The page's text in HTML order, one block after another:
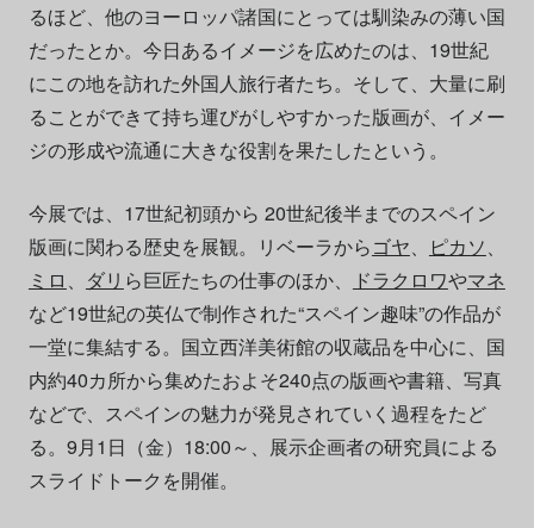
るほど、他のヨーロッパ諸国にとっては馴染みの薄い国
だったとか。今日あるイメージを広めたのは、19世紀
にこの地を訪れた外国人旅行者たち。そして、大量に刷
ることができて持ち運びがしやすかった版画が、イメー
ジの形成や流通に大きな役割を果たしたという。
今展では、17世紀初頭から 20世紀後半までのスペイン
版画に関わる歴史を展観。リベーラからゴヤ、 ピカソ、
ミロ 、 ダリ ら巨匠たちの仕事のほか、 ドラクロワやマネ
など19世紀の英仏で制作された“スペイン趣味”の作品が
一堂に集結する。国立西洋美術館の収蔵品を中心に、国
内約40カ所から集めたおよそ240点の版画や書籍、写真
などで、スペインの魅力が発見されていく過程をたど
る。9月1日（金）18:00～、展示企画者の研究員による
スライドトークを開催。